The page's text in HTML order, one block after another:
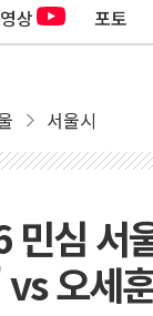
영상 포토
서울시
심 서
오세